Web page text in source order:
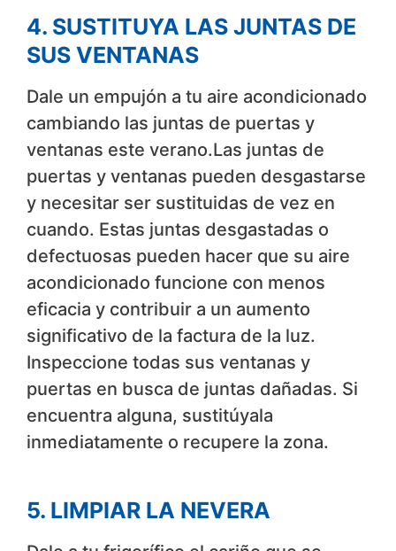
4. SUSTITUYA LAS JUNTAS DE
SUS VENTANAS
Dale un empujón a tu aire acondicionado
cambiando las juntas de puertas y
ventanas este verano.Las juntas de
puertas y ventanas pueden desgastarse
y necesitar ser sustituidas de vez en
cuando. Estas juntas desgastadas o
defectuosas pueden hacer que su aire
acondicionado funcione con menos
eficacia y contribuir a un aumento
significativo de la factura de la luz.
Inspeccione todas sus ventanas y
puertas en busca de juntas dañadas. Si
encuentra alguna, sustitúyala
inmediatamente o recupere la zona.
5. LIMPIAR LA NEVERA